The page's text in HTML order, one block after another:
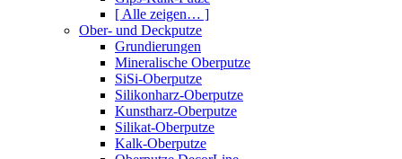
[ Alle zeigen… ]
Ober- und Deckputze
Grundierungen
Mineralische Oberputze
SiSi-Oberputze
Silikonharz-Oberputze
Kunstharz-Oberputze
Silikat-Oberputze
Kalk-Oberputze